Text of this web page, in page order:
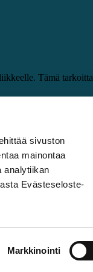
sivuston
mainontaa
analytiikan
Evästeseloste-
Markkinointi
Tämä
ratkaisun.
ansiosta
antaa